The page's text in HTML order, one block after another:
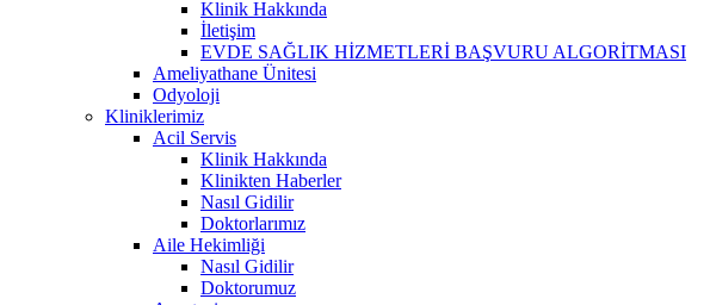
Klinik Hakkında
İletişim
EVDE SAĞLIK HİZMETLERİ BAŞVURU ALGORİTMASI
Ameliyathane Ünitesi
Odyoloji
Kliniklerimiz
Acil Servis
Klinik Hakkında
Klinikten Haberler
Nasıl Gidilir
Doktorlarımız
Aile Hekimliği
Nasıl Gidilir
Doktorumuz